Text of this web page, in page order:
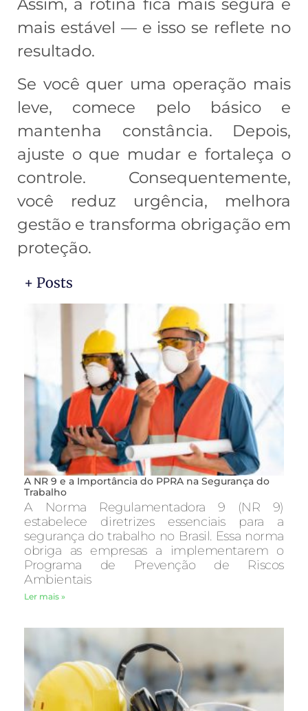
mais estável — e isso se reflete no
resultado.
Se você quer uma operação mais
leve, comece pelo básico e
mantenha constância. Depois,
ajuste o que mudar e fortaleça o
controle. Consequentemente,
você reduz urgência, melhora
gestão e transforma obrigação em
proteção.
+ Posts
A NR 9 e a Importância do PPRA na Segurança do
Trabalho
A Norma Regulamentadora 9 (NR 9)
estabelece diretrizes essenciais para a
segurança do trabalho no Brasil. Essa norma
obriga as empresas a implementarem o
Programa de Prevenção de Riscos
Ambientais
Ler mais »